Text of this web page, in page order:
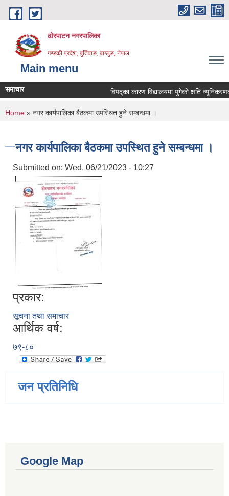
Skip to main content
ढोरपाटन नगरपालिका
गण्डकी प्रदेश, बुर्तिवाङ, बाग्लुङ, नेपाल
Main menu
समाचार विपद्का कारण विद्यालयमा पुगेको क्षति
You are here
Home » नगर कार्यपालिका बैठकमा उपस्थित हुने सम्बन्धमा ।
नगर कार्यपालिका बैठकमा उपस्थित हुने सम्बन्धमा ।
Submitted on: Wed, 06/21/2023 - 10:27
प्रकार:
सूचना तथा समाचार
आर्थिक वर्ष:
७९-८०
जन प्रतिनिधि
Google Map